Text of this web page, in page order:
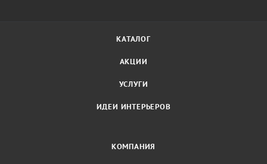
КАТАЛОГ
АКЦИИ
УСЛУГИ
ИДЕИ ИНТЕРЬЕРОВ
КОМПАНИЯ